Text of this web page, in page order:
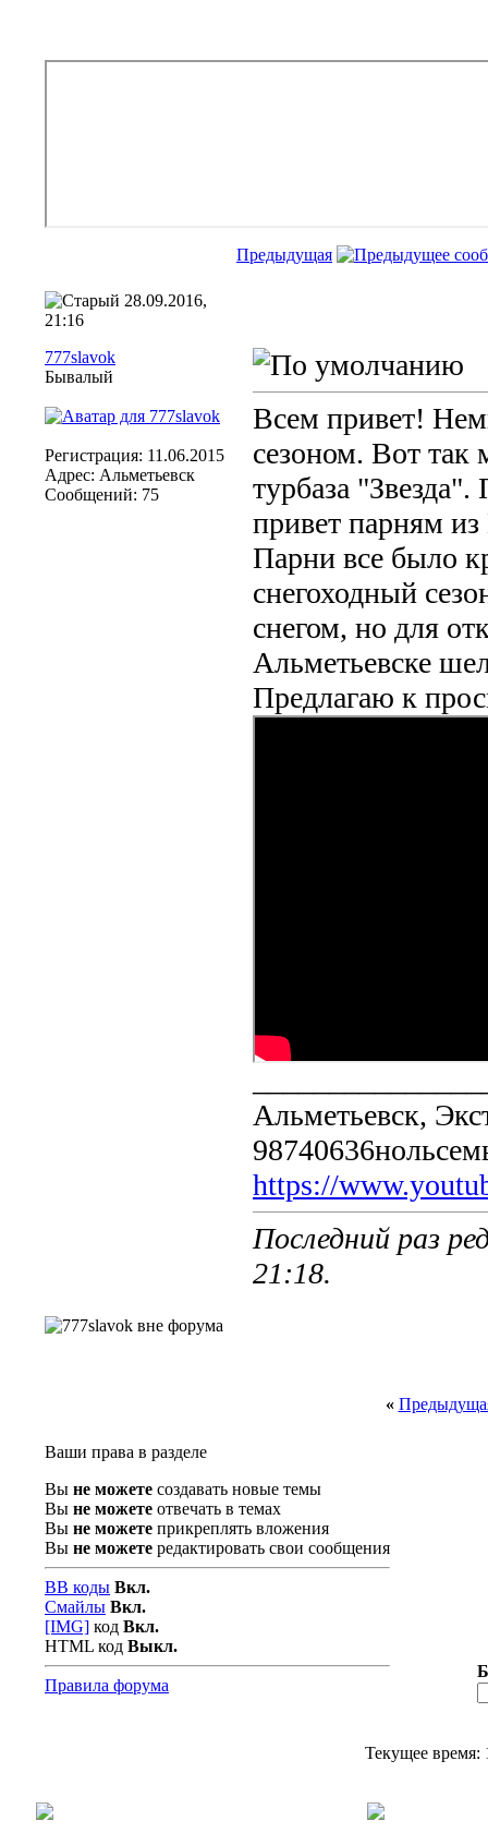
Предыдущая
28.09.2016,
21:16
777slavok
Бывалый
Регистрация: 11.06.2015
Адрес: Альметьевск
Сообщений: 75
Всем привет!
сезоном. Вот
турбаза
привет парням
Парни все было
снегоходный
снегом, но для
Альметьевске
Предлагаю к
Альметьевск,
https://
Последний раз
21:18.
«
Ваши права в разделе
Вы не можете создавать новые темы
Вы не можете отвечать в темах
Вы не можете прикреплять вложения
Вы не можете редактировать свои сообщения
BB коды Вкл.
Смайлы Вкл.
[IMG] код Вкл.
HTML код Выкл.
Правила форума
Текущее время: